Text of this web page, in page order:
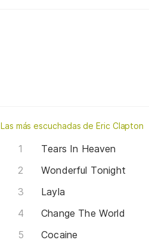
Las más escuchadas de Eric Clapton
Tears In Heaven
Wonderful Tonight
Layla
Change The World
Cocaine